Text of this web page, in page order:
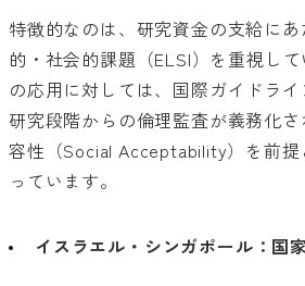
特徴的なのは、研究資金の支給に
的・社会的課題（ELSI）を重視し
の応用に対しては、国際ガイドライ
研究段階からの倫理監査が義務化
容性（Social Acceptability）を前提
っています。
イスラエル・シンガポール：国